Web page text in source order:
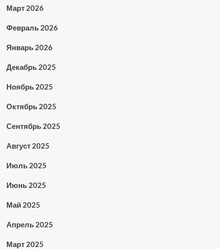
Март 2026
Февраль 2026
Январь 2026
Декабрь 2025
Ноябрь 2025
Октябрь 2025
Сентябрь 2025
Август 2025
Июль 2025
Июнь 2025
Май 2025
Апрель 2025
Март 2025